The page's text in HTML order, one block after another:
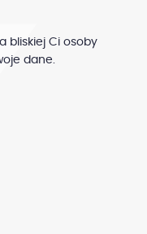
bliskiej Ci osoby
dane.